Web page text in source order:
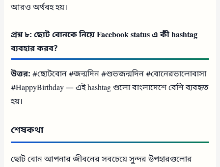
আরও অর্থবহ হয়।
প্রশ্ন ৮: ছোট বোনকে নিয়ে Facebook status এ কী hashtag
ব্যবহার করব?
উত্তর: #ছোটবোন #জন্মদিন #শুভজন্মদিন #বোনেরভালোবাসা
#HappyBirthday — এই hashtag গুলো বাংলাদেশে বেশি ব্যবহৃত
হয়।
শেষকথা
ছোট বোন আপনার জীবনের সবচেয়ে সুন্দর উপহারগুলোর